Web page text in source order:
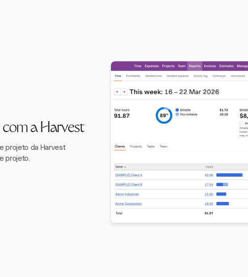
a Harvest
projeto da Harvest
projeto.